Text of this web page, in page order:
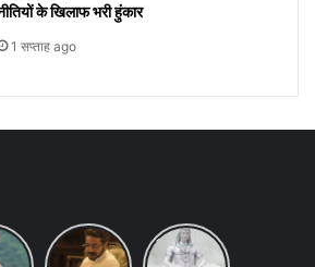
के खिलाफ भरी हुंकार
1 सप्ताह ago
khakee
the
10 Lines
on Maha